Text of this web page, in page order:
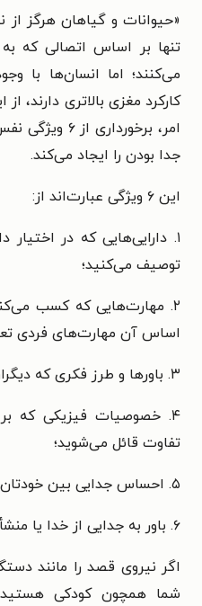
«حیوانات و گیاهان هرگز
تنها بر اساس اتصالی که به
می‌کنند؛ اما انسان‌ها با
کارکرد مغزی بالاتری دارند،
امر،
جدا بودن را ایجاد می‌کند.
این ۶ ویژگی عبارت‌اند از:
۱. دارایی‌هایی که در
توصیف می‌کنید؛
۲. مهارت‌هایی که کسب
اساس آن مهارت‌های فردی
۳. باورها و طرز فکری که دیگران در مورد شما دارند؛
۴. خصوصیات فیزیکی که
تفاوت قائل می‌شوید؛
۵. احساس جدایی بین خودتان و آرزوهایی که دارید؛
۶. باور به جدایی از خدا یا منشأ هستی.
اگر نیروی قصد را مانند
شما همچون کودکی